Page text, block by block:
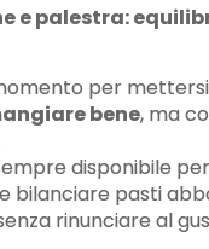
e palestra:
per mettersi
bene, ma
disponibile
bilanciare pasti
rinunciare al